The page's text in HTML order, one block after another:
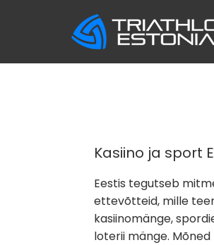
Kasiino ja sport
Eestis tegutseb
ettevõtteid, mille
kasiinomänge,
loterii mänge. Mõned